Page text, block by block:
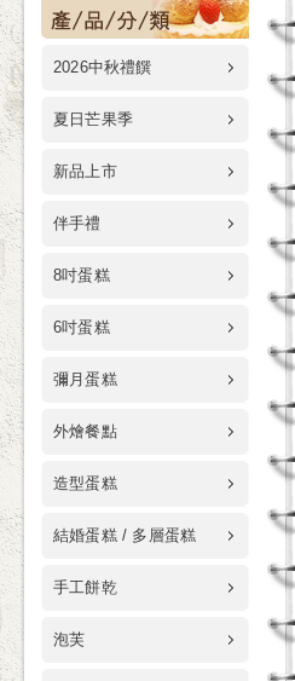
2026中秋禮饌
夏日芒果季
新品上市
伴手禮
8吋蛋糕
6吋蛋糕
彌月蛋糕
外燴餐點
造型蛋糕
結婚蛋糕 / 多層蛋糕
手工餅乾
泡芙